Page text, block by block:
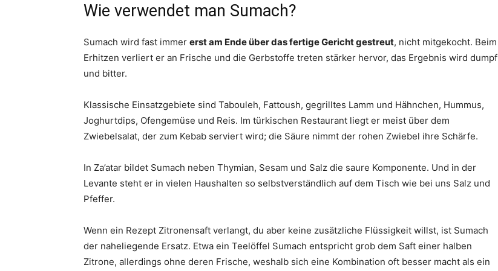
Wie verwendet man Sumach?
Sumach wird fast immer erst am Ende über das fertige Gericht gestreut, nicht mitgekocht. Beim
Erhitzen verliert er an Frische und die Gerbstoffe treten stärker hervor, das Ergebnis wird dumpf
und bitter.
Klassische Einsatzgebiete sind Tabouleh, Fattoush, gegrilltes Lamm und Hähnchen, Hummus,
Joghurtdips, Ofengemüse und Reis. Im türkischen Restaurant liegt er meist über dem
Zwiebelsalat, der zum Kebab serviert wird; die Säure nimmt der rohen Zwiebel ihre Schärfe.
In Za’atar bildet Sumach neben Thymian, Sesam und Salz die saure Komponente. Und in der
Levante steht er in vielen Haushalten so selbstverständlich auf dem Tisch wie bei uns Salz und
Pfeffer.
Wenn ein Rezept Zitronensaft verlangt, du aber keine zusätzliche Flüssigkeit willst, ist Sumach
der naheliegende Ersatz. Etwa ein Teelöffel Sumach entspricht grob dem Saft einer halben
Zitrone, allerdings ohne deren Frische, weshalb sich eine Kombination oft besser macht als ein